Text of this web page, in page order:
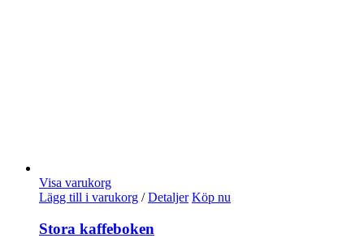
Visa varukorg
Lägg till i varukorg / Detaljer Köp nu
Stora kaffeboken